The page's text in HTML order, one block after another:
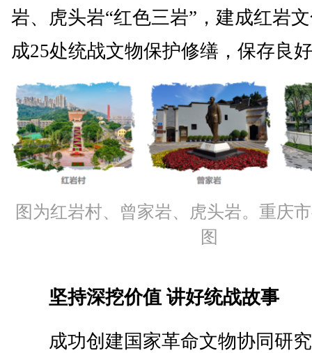
岩、虎头岩“红色三岩”，建成红岩
成25处统战文物保护修缮，保存良
图为红岩村、曾家岩、虎头岩。重庆
图
坚持深挖价值 讲好统战故事
成功创建国家革命文物协同研究